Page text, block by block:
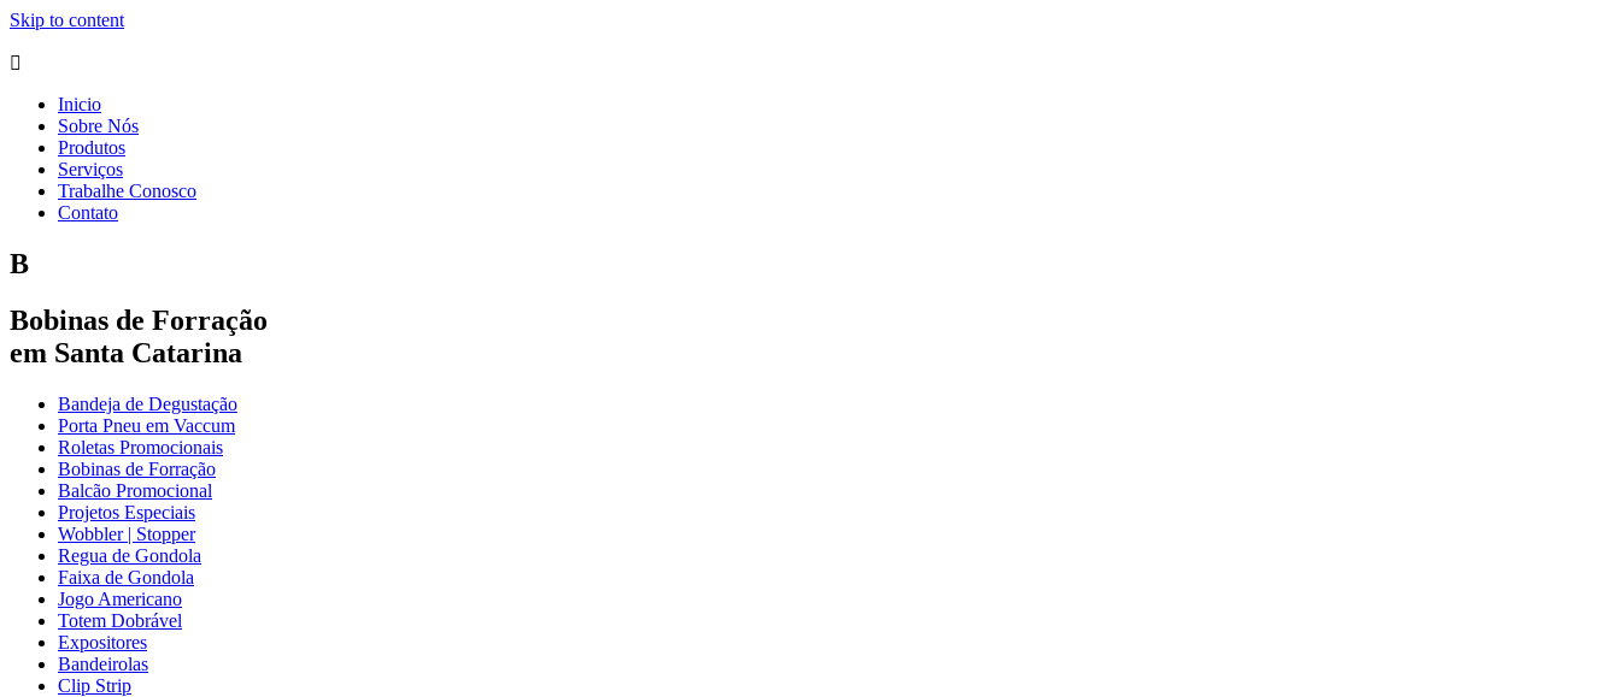
Skip to content
Inicio
Sobre Nós
Produtos
Serviços
Trabalhe Conosco
Contato
B
Bobinas de Forração
em Santa Catarina
Bandeja de Degustação
Porta Pneu em Vaccum
Roletas Promocionais
Bobinas de Forração
Balcão Promocional
Projetos Especiais
Wobbler | Stopper
Regua de Gondola
Faixa de Gondola
Jogo Americano
Totem Dobrável
Expositores
Bandeirolas
Clip Strip